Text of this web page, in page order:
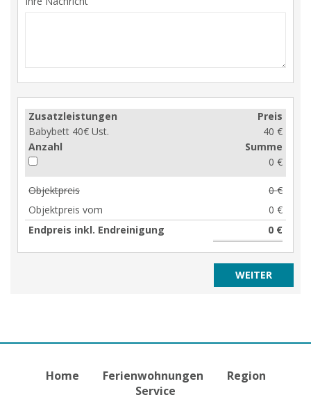
Zusatzleistungen
Babybett 40€ Ust.
Preis
40 €
Anzahl
Summe
0 €
Objektpreis
0 €
Objektpreis vom
0 €
Endpreis inkl. Endreinigung
0 €
Home Ferienwohnungen
Region
Service